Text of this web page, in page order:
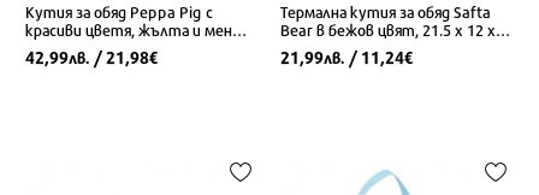
Кутия за обяд Peppa Pig с
красиви цветя, жълта и мента,
20 x 20 x 15 см
42,99лв. / 21,98€
Термална кутия за обяд Safta
Bear в бежов цвят, 21.5 x 12 x
6.5 см
21,99лв. / 11,24€